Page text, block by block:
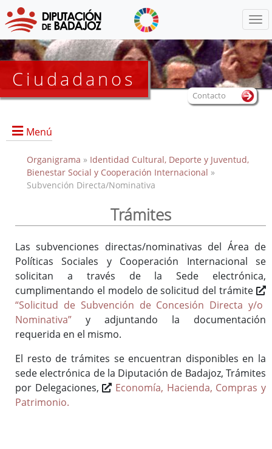
Ciudadanos
Menú
Inicio
Anexos convocatorias
Teleasistencia domiciliaria
Bases de la convocatoria para concesión de subvenciones a
proyectos de acción social
Bases de la convocatoria para concesión de subvenciones a
proyectos en países en vías de desarrollo
Organigrama » Identidad Cultural, Deporte y Juventud,
Bienestar Social y Cooperación Internacional »
Subvención Directa/Nominativa
Trámites
Las subvenciones directas/nominativas del Área de
Políticas Sociales y Cooperación Internacional se
solicitan a través de la Sede electrónica,
cumplimentando el modelo de solicitud del trámite
“Solicitud de Subvención de Concesión Directa y/o
Nominativa” y adjuntando la documentación
requerida en el mismo.
El resto de trámites se encuentran disponibles en la
sede electrónica de la Diputación de Badajoz, Trámites
por Delegaciones,
Economía, Hacienda, Compras y
Patrimonio.
Contacto